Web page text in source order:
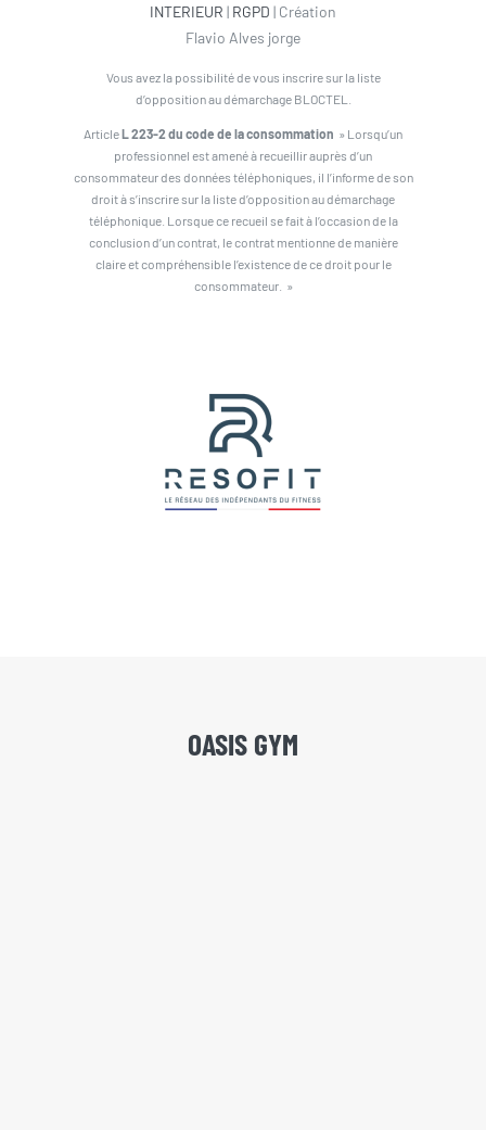
INTERIEUR | RGPD | Création
Flavio Alves jorge
Vous avez la possibilité de vous inscrire sur la liste
d’opposition au démarchage BLOCTEL.
ArticleL 223-2 du code de la consommation » Lorsqu’un
professionnel est amené à recueillir auprès d’un
consommateur des données téléphoniques, il l’informe de son
droit à s’inscrire sur la liste d’opposition au démarchage
téléphonique. Lorsque ce recueil se fait à l’occasion de la
conclusion d’un contrat, le contrat mentionne de manière
claire et compréhensible l’existence de ce droit pour le
consommateur. »
OASIS GYM